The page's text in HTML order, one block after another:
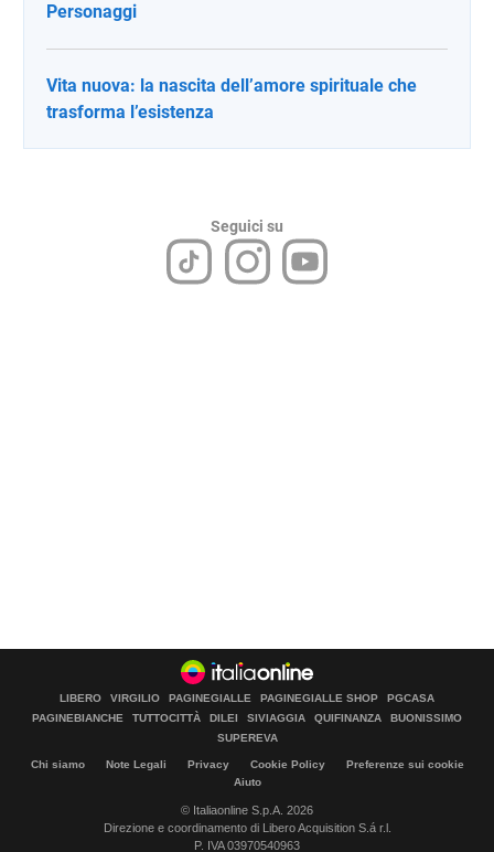
Personaggi
Vita nuova: la nascita dell’amore spirituale che
trasforma l’esistenza
Seguici su
LIBERO VIRGILIO PAGINEGIALLE PAGINEGIALLE SHOP
PGCASA
PAGINEBIANCHE
TUTTOCITTÀ DILEI SIVIAGGIA QUIFINANZA
BUONISSIMO
SUPEREVA
Chi siamo Note Legali Privacy Cookie Policy
Preferenze sui cookie
Aiuto
© Italiaonline S.p.A. 2026
Direzione e coordinamento di Libero Acquisition S.á r.l.
P. IVA 03970540963